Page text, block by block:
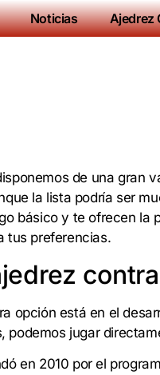
Noticias Ajedrez
de una gran
la lista podría ser
básico y te ofrecen la
tus preferencias.
opción está en el
podemos jugar
en 2010 por el